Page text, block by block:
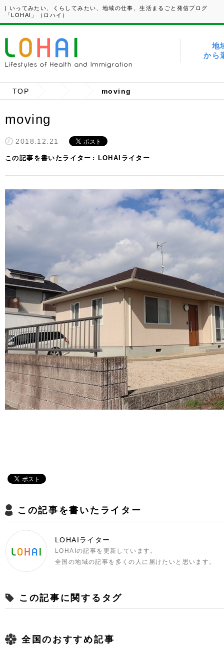
| いってみたい、くらしてみたい、地域の仕事、生活まるごと発信ブログ
「LOHAI」（ロハイ）
地
から
TOP moving
moving
2018.12.21
この記事を書いたライター LOHAIライター
この記事を書いたライター
LOHAIライター
LOHAIの記事を更新しています。
全国の地域の記事を多くの人に届けたいと思います。
この記事に関するタグ
全国のおすすめ記事